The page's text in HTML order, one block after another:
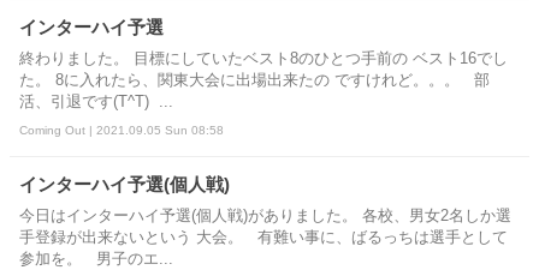
インターハイ予選
終わりました。 目標にしていたベスト8のひとつ手前の ベスト16でし
た。 8に入れたら、関東大会に出場出来たの ですけれど。。。 部
活、引退です(T^T) ...
Coming Out | 2021.09.05 Sun 08:58
インターハイ予選(個人戦)
今日はインターハイ予選(個人戦)がありました。 各校、男女2名しか選
手登録が出来ないという 大会。 有難い事に、ばるっちは選手として
参加を。 男子のエ...